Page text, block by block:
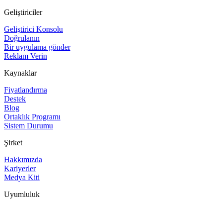
Geliştiriciler
Geliştirici Konsolu
Doğrulanın
Bir uygulama gönder
Reklam Verin
Kaynaklar
Fiyatlandırma
Destek
Blog
Ortaklık Programı
Sistem Durumu
Şirket
Hakkımızda
Kariyerler
Medya Kiti
Uyumluluk